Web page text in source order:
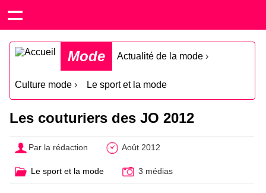
Mode Actualité de la mode ›
Culture mode › Le sport et la mode
Les couturiers des JO 2012
Par la rédaction Août 2012
Le sport et la mode 3 médias